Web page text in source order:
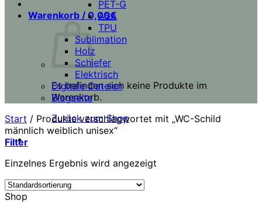
Warenkorb / 0,00€
Es befinden sich keine Produkte im
Warenkorb.
Zurück zum Shop
PET-G
ASA
TPU
Sublimation
Holz
Schiefer
Elektrisch
Digitale Dateien
Blogseite
Start / Produkte verschlagwortet mit „WC-Schild
männlich weiblich unisex“
Filter
Einzelnes Ergebnis wird angezeigt
Shop